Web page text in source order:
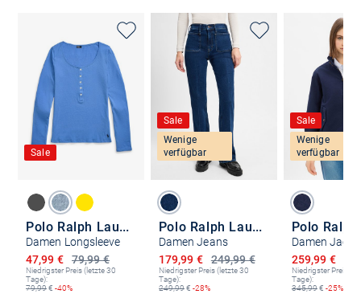
Sale
Polo Ralph Lauren
Damen Longsleeve
79,99 €
Ermäßigter Preis
47,99 €
Niedrigster Preis (letzte 30
Tage):
79,99€ -40%
Sale
Wenige
verfügbar
Polo Ralph Lauren
Damen Jeans
249,99 €
Ermäßigter Preis
179,99 €
Niedrigster Preis (letzte 30
Tage):
249,99€ -28%
Sale
Wenige
verfügbar
Damen Jacke
Ermäßigter
259,99 €
Niedrigster Preis
Tage):
345,99€ -25%